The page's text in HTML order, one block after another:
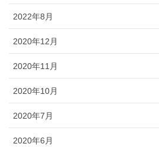
2022年8月
2020年12月
2020年11月
2020年10月
2020年7月
2020年6月